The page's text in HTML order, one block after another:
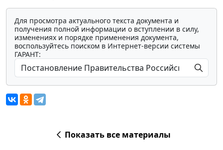
Для просмотра актуального текста документа и
получения полной информации о вступлении в силу,
изменениях и порядке применения документа,
воспользуйтесь поиском в Интернет-версии системы
ГАРАНТ:
Показать все материалы